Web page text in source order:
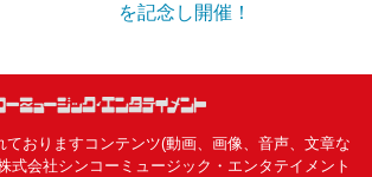
を記念し開催！
ておりますコンテンツ(動画、画像、音声、文章な
式会社シンコーミュージック・エンタテイメント